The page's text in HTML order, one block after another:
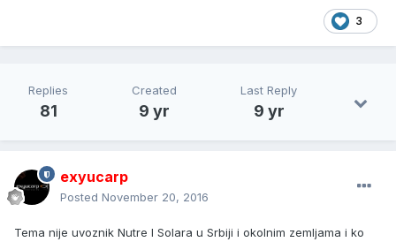
3
Replies
81
Created
9 yr
Last Reply
9 yr
exyucarp
Posted November 20, 2016
Tema nije uvoznik Nutre I Solara u Srbiji i okolnim zemljama i ko